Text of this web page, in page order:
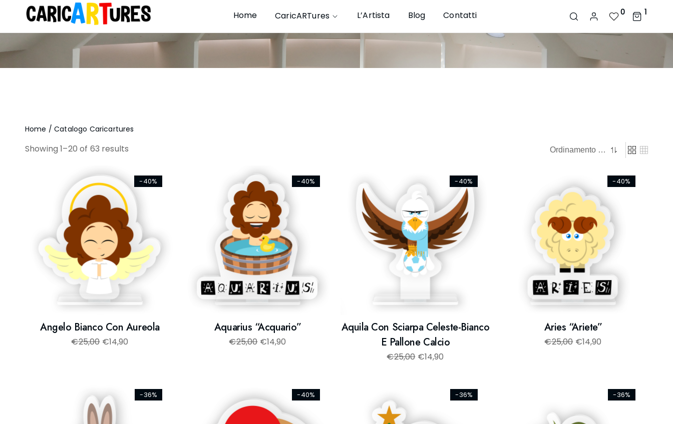
Home CaricARTures L’Artista Blog Contatti 0 1
Home / Catalogo Caricartures
Showing 1–20 of 63 results
-40%
Angelo Bianco Con Aureola
€25,00 €14,90
-40%
Aquarius “Acquario”
€25,00 €14,90
-40%
Aquila Con Sciarpa Celeste-Bianco
E Pallone Calcio
€25,00 €14,90
-40%
Aries “Ariete”
€25,00 €14,90
-36% -40% -36% -36%